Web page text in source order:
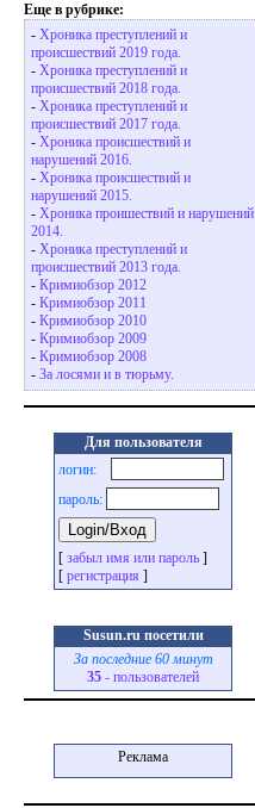
Еще в рубрике:
- Хроника преступлений и
происшествий 2019 года.
- Хроника преступлений и
происшествий 2018 года.
- Хроника преступлений и
происшествий 2017 года.
- Хроника происшествий и
нарушений 2016.
- Хроника происшествий и
нарушений 2015.
- Хроника проишествий и нарушений
2014.
- Хроника преступлений и
происшествий 2013 года.
- Кримиобзор 2012
- Кримиобзор 2011
- Кримиобзор 2010
- Кримиобзор 2009
- Кримиобзор 2008
- За лосями и в тюрьму.
Для пользователя
логин:
пароль:
[ забыл имя или пароль ]
[ регистрация ]
Susun.ru посетили
За последние 60 минут
35 - пользователей
Реклама